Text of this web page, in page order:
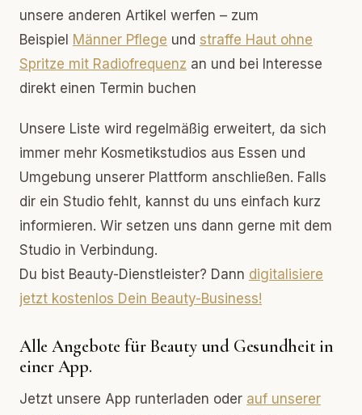
unsere anderen Artikel werfen – zum
Beispiel Männer Pflege und straffe Haut ohne
Spritze mit Radiofrequenz an und bei Interesse
direkt einen Termin buchen
Unsere Liste wird regelmäßig erweitert, da sich
immer mehr Kosmetikstudios aus Essen und
Umgebung unserer Plattform anschließen. Falls
dir ein Studio fehlt, kannst du uns einfach kurz
informieren. Wir setzen uns dann gerne mit dem
Studio in Verbindung.
Du bist Beauty-Dienstleister? Dann digitalisiere
jetzt kostenlos Dein Beauty-Business!
Alle Angebote für Beauty und Gesundheit in
einer App.
Jetzt unsere App runterladen oder auf unserer